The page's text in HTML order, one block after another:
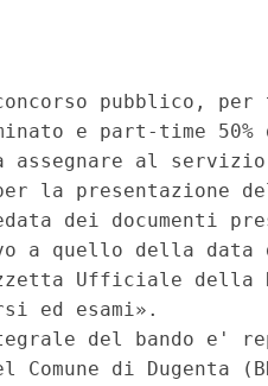
pubblico, per
e part-time
assegnare al
la presentazione
dei documenti
a quello della
Ufficiale della
ed esami».
del bando e'
di Dugenta